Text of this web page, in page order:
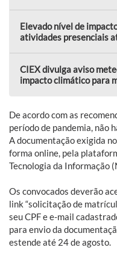
Elevado nível de
atividades presenciais
CIEX divulga aviso
impacto climático para
De acordo com as
período de pandemia, não
A documentação exigida
forma online, pela
Tecnologia da Informação
Os convocados deverão
link “solicitação de
seu CPF e e-mail
para envio da
estende até 24 de agosto.